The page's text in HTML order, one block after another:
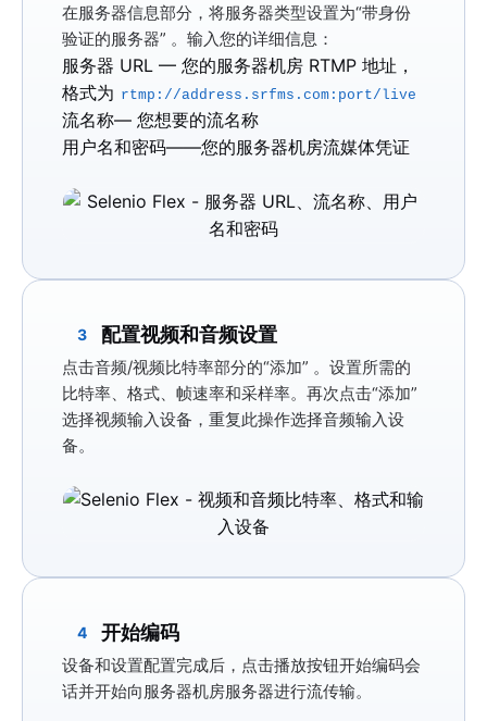
在服务器信息部分，将服务器类型设置为“带身份
验证的服务器” 。输入您的详细信息：
服务器 URL — 您的服务器机房 RTMP 地址，
格式为 rtmp://address.srfms.com:port/live
流名称— 您想要的流名称
用户名和密码——您的服务器机房流媒体凭证
3 配置视频和音频设置
点击音频/视频比特率部分的“添加” 。设置所需的
比特率、格式、帧速率和采样率。再次点击“添加”
选择视频输入设备，重复此操作选择音频输入设
备。
4 开始编码
设备和设置配置完成后，点击播放按钮开始编码会
话并开始向服务器机房服务器进行流传输。